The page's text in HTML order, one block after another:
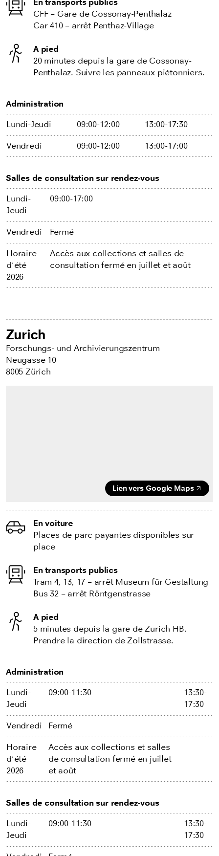
En transports publics
CFF – Gare de Cossonay-Penthalaz
Car 410 – arrêt Penthaz-Village
A pied
20 minutes depuis la gare de Cossonay-
Penthalaz. Suivre les panneaux piétonniers.
Administration
Lundi-Jeudi
09:00-12:00 13:00-17:30
Vendredi 09:00-12:00 13:00-17:00
Salles de consultation sur rendez-vous
Lundi-
Jeudi
09:00-17:00
Vendredi Fermé
Horaire
d'été
2026
Accès aux collections et salles de
consultation fermé en juillet et août
Zurich
Forschungs- und Archivierungszentrum
Neugasse 10
8005 Zürich
Lien vers Google Maps
En voiture
Places de parc payantes disponibles sur
place
En transports publics
Tram 4, 13, 17 – arrêt Museum für Gestaltung
Bus 32 – arrêt Röntgenstrasse
A pied
5 minutes depuis la gare de Zurich HB.
Prendre la direction de Zollstrasse.
Administration
Lundi-
Jeudi
09:00-11:30
13:30-
17:30
Vendredi Fermé
Horaire
d'été
2026
Accès aux collections et salles
de consultation fermé en juillet
et août
Salles de consultation sur rendez-vous
Lundi-
Jeudi
09:00-11:30
13:30-
17:30